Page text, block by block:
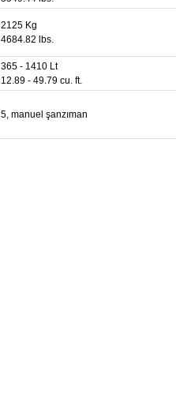
2125 Kg
4684.82 lbs.
365 - 1410 Lt
12.89 - 49.79 cu. ft.
5, manuel şanzıman